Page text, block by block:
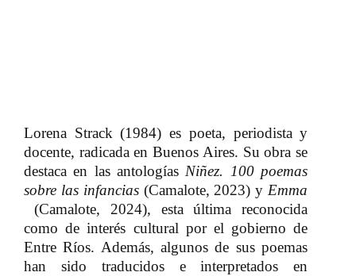
Lorena Strack (1984) es poeta, periodista y
docente, radicada en Buenos Aires. Su obra se
destaca en las antologías​​ Niñez. 100 poemas
sobre las infancias​​ (Camalote, 2023) y​​ Emma
(Camalote, 2024), esta última reconocida
como de interés cultural por el gobierno de
Entre Ríos. Además, algunos de sus poemas
han sido traducidos e interpretados en